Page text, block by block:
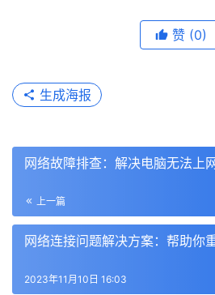
赞 (0)
生成海报
网络故障排查：解决电脑无法上
上一篇
网络连接问题解决方案：帮助你
2023年11月10日 16:03